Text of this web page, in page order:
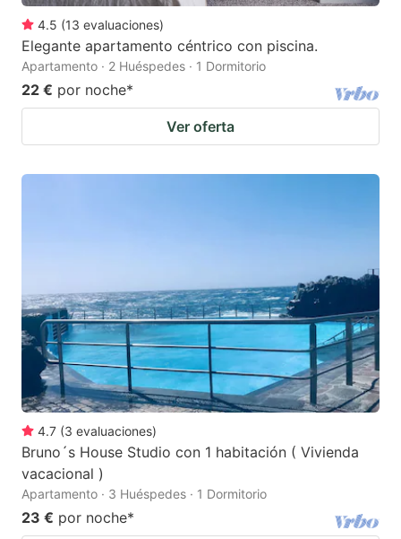
4.5 (13 evaluaciones)
Elegante apartamento céntrico con piscina.
Apartamento · 2 Huéspedes · 1 Dormitorio
22 € por noche*
Ver oferta
4.7 (3 evaluaciones)
Bruno´s House Studio con 1 habitación ( Vivienda
vacacional )
Apartamento · 3 Huéspedes · 1 Dormitorio
23 € por noche*